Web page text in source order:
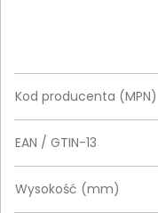
Kod producenta (MPN)
EAN / GTIN-13
Wysokość (mm)